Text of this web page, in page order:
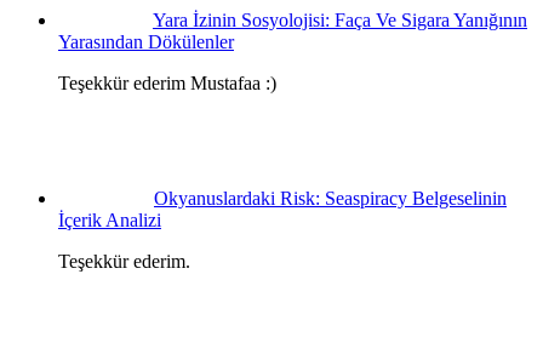
Yara İzinin Sosyolojisi: Faça Ve Sigara Yanığının
Yarasından Dökülenler
Teşekkür ederim Mustafaa :)
Okyanuslardaki Risk: Seaspiracy Belgeselinin
İçerik Analizi
Teşekkür ederim.